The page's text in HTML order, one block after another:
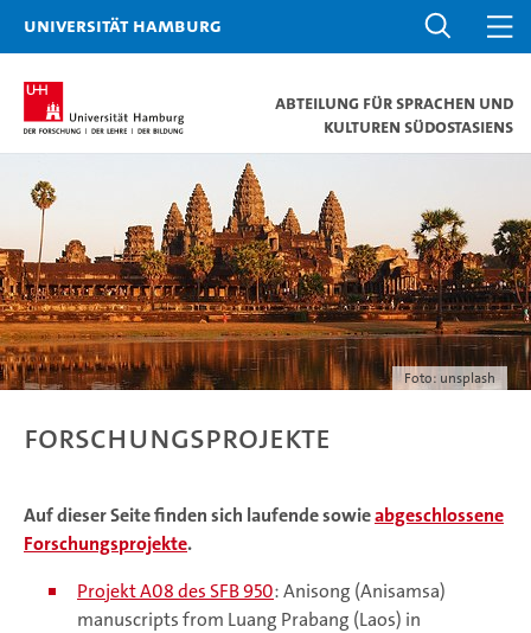
Universität Hamburg
Abteilung für Sprachen und
Kulturen Südostasiens
Foto: unsplash
Forschungsprojekte
Auf dieser Seite finden sich laufende sowieabgeschlossene
Forschungsprojekte.
Projekt A08 des SFB 950: Anisong (Anisamsa)
manuscripts from Luang Prabang (Laos) in